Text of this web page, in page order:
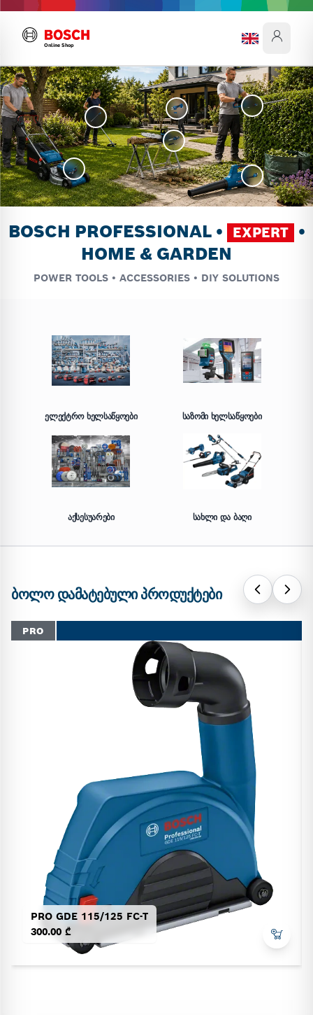
Online Shop
BOSCH PROFESSIONAL • EXPERT
•
HOME & GARDEN
POWER TOOLS • ACCESSORIES • DIY SOLUTIONS
ᲔᲚᲔᲥᲢᲠᲝ ᲮᲔᲚᲡᲐᲬᲧᲝᲔᲑᲘ ᲡᲐᲖᲝᲛᲘ ᲮᲔᲚᲡᲐᲬᲧᲝᲔᲑᲘ
ᲐᲥᲡᲔᲡᲣᲐᲠᲔᲑᲘ ᲡᲐᲮᲚᲘ ᲓᲐ ᲑᲐᲦᲘ
ᲑᲝᲚᲝ ᲓᲐᲛᲐᲢᲔᲑᲣᲚᲘ ᲞᲠᲝᲓᲣᲥᲢᲔᲑᲘ
PRO
PRO GDE 115/125 FC-T
300.00 ₾